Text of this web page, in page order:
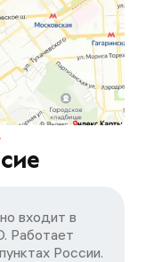
входит в
Работает
России.